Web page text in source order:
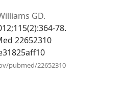
GD.
78.
22652310
pubmed/22652310